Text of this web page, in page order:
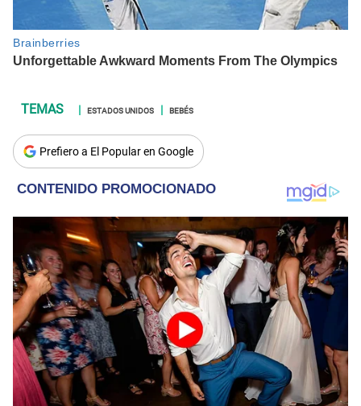
ESTADOS UNIDOS BEBÉS
Prefiero a El Popular en Google